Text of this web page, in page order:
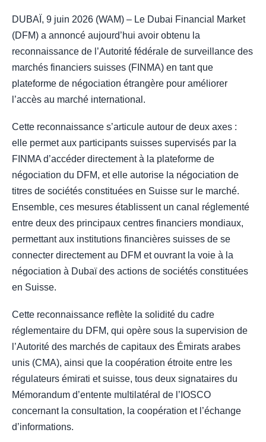
DUBAÏ, 9 juin 2026 (WAM) – Le Dubai Financial Market
(DFM) a annoncé aujourd’hui avoir obtenu la
reconnaissance de l’Autorité fédérale de surveillance des
marchés financiers suisses (FINMA) en tant que
plateforme de négociation étrangère pour améliorer
l’accès au marché international.
Cette reconnaissance s’articule autour de deux axes :
elle permet aux participants suisses supervisés par la
FINMA d’accéder directement à la plateforme de
négociation du DFM, et elle autorise la négociation de
titres de sociétés constituées en Suisse sur le marché.
Ensemble, ces mesures établissent un canal réglementé
entre deux des principaux centres financiers mondiaux,
permettant aux institutions financières suisses de se
connecter directement au DFM et ouvrant la voie à la
négociation à Dubaï des actions de sociétés constituées
en Suisse.
Cette reconnaissance reflète la solidité du cadre
réglementaire du DFM, qui opère sous la supervision de
l’Autorité des marchés de capitaux des Émirats arabes
unis (CMA), ainsi que la coopération étroite entre les
régulateurs émirati et suisse, tous deux signataires du
Mémorandum d’entente multilatéral de l’IOSCO
concernant la consultation, la coopération et l’échange
d’informations.